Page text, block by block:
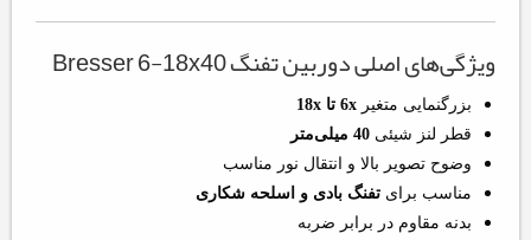
ویژگی‌های اصلی دوربین تفنگ Bresser 6-18x40
بزرگنمایی متغیر 6x تا 18x
قطر لنز شیئی 40 میلی‌متر
وضوح تصویر بالا و انتقال نور مناسب
مناسب برای تفنگ بادی و اسلحه شکاری
بدنه مقاوم در برابر ضربه